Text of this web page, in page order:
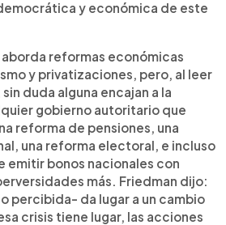
y económica de este
reformas económicas
y privatizaciones, pero, al leer
duda alguna encajan a la
gobierno autoritario que
reforma de pensiones, una
una reforma electoral, e incluso
emitir bonos nacionales con
más. Friedman dijo:
percibida- da lugar a un cambio
crisis tiene lugar, las acciones